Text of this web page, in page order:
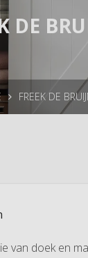
DE
FREEK DE
van doek en